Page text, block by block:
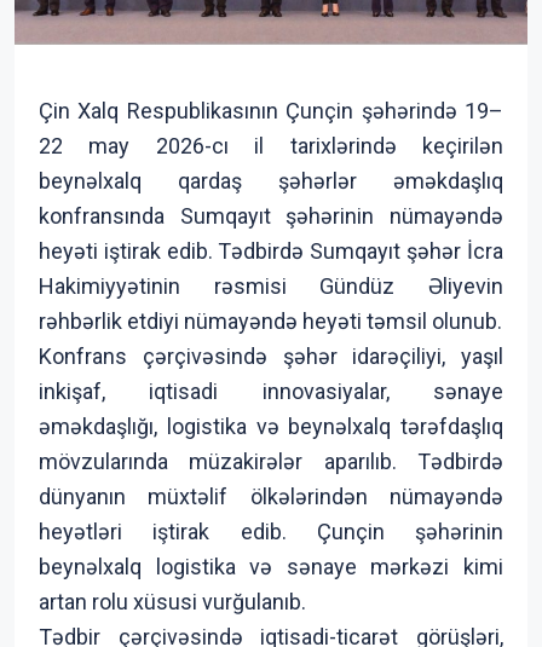
Çin Xalq Respublikasının Çunçin şəhərində 19–
22 may 2026-cı il tarixlərində keçirilən
beynəlxalq qardaş şəhərlər əməkdaşlıq
konfransında Sumqayıt şəhərinin nümayəndə
heyəti iştirak edib. Tədbirdə Sumqayıt şəhər İcra
Hakimiyyətinin rəsmisi Gündüz Əliyevin
rəhbərlik etdiyi nümayəndə heyəti təmsil olunub.
Konfrans çərçivəsində şəhər idarəçiliyi, yaşıl
inkişaf, iqtisadi innovasiyalar, sənaye
əməkdaşlığı, logistika və beynəlxalq tərəfdaşlıq
mövzularında müzakirələr aparılıb. Tədbirdə
dünyanın müxtəlif ölkələrindən nümayəndə
heyətləri iştirak edib. Çunçin şəhərinin
beynəlxalq logistika və sənaye mərkəzi kimi
artan rolu xüsusi vurğulanıb.
Tədbir çərçivəsində iqtisadi-ticarət görüşləri,